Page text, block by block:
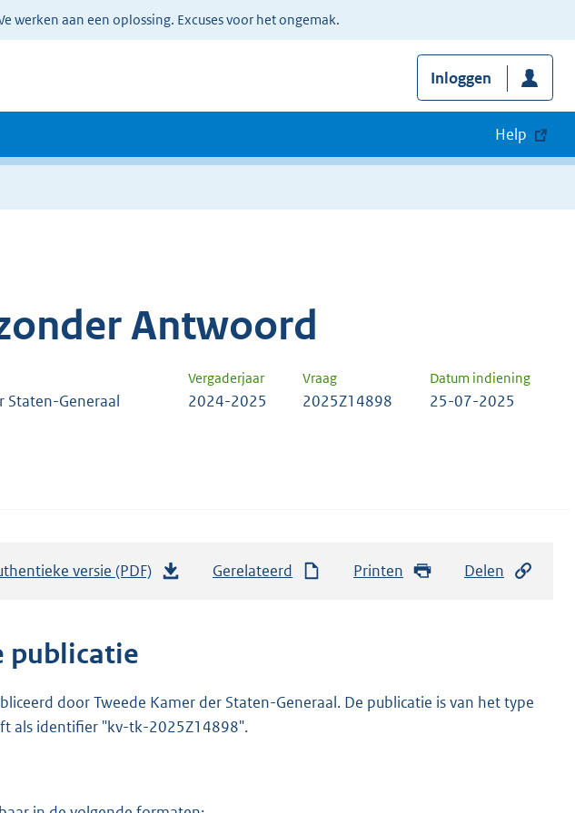
werken aan een oplossing. Excuses voor het ongemak.
Inloggen
Help
Antwoord
Vergaderjaar Vraag Datum indiening
Staten-Generaal 2024-2025 2025Z14898 25-07-2025
versie (PDF)
n
d
Gerelateerd Printen Delen
publicatie
door Tweede Kamer der Staten-Generaal. De publicatie is van het type
als identifier "kv-tk-2025Z14898".